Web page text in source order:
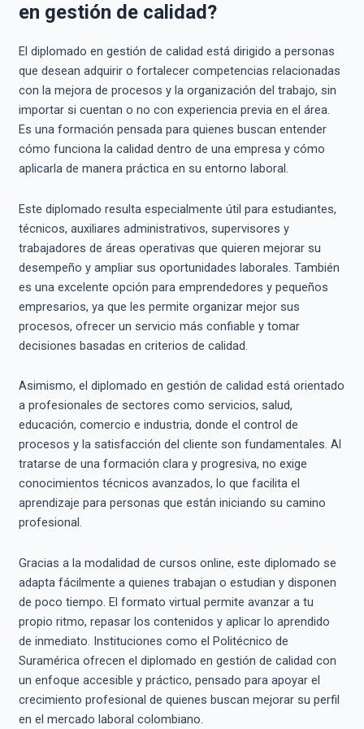
en gestión de calidad?
El diplomado en gestión de calidad está dirigido a personas
que desean adquirir o fortalecer competencias relacionadas
con la mejora de procesos y la organización del trabajo, sin
importar si cuentan o no con experiencia previa en el área.
Es una formación pensada para quienes buscan entender
cómo funciona la calidad dentro de una empresa y cómo
aplicarla de manera práctica en su entorno laboral.
Este diplomado resulta especialmente útil para estudiantes,
técnicos, auxiliares administrativos, supervisores y
trabajadores de áreas operativas que quieren mejorar su
desempeño y ampliar sus oportunidades laborales. También
es una excelente opción para emprendedores y pequeños
empresarios, ya que les permite organizar mejor sus
procesos, ofrecer un servicio más confiable y tomar
decisiones basadas en criterios de calidad.
Asimismo, el diplomado en gestión de calidad está orientado
a profesionales de sectores como servicios, salud,
educación, comercio e industria, donde el control de
procesos y la satisfacción del cliente son fundamentales. Al
tratarse de una formación clara y progresiva, no exige
conocimientos técnicos avanzados, lo que facilita el
aprendizaje para personas que están iniciando su camino
profesional.
Gracias a la modalidad de cursos online, este diplomado se
adapta fácilmente a quienes trabajan o estudian y disponen
de poco tiempo. El formato virtual permite avanzar a tu
propio ritmo, repasar los contenidos y aplicar lo aprendido
de inmediato. Instituciones como el Politécnico de
Suramérica ofrecen el diplomado en gestión de calidad con
un enfoque accesible y práctico, pensado para apoyar el
crecimiento profesional de quienes buscan mejorar su perfil
en el mercado laboral colombiano.